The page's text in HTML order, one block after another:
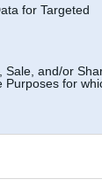
for Targeted
Sale, and/or
Purposes for
nesilda. Kļūda ir